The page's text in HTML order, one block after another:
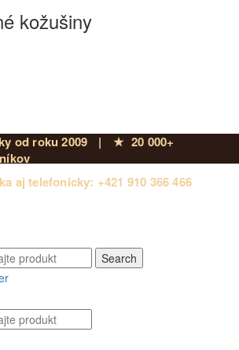
kožušiny
od roku 2009 | ★ 20 000+
aj telefonicky: +421 910 366 466
Search